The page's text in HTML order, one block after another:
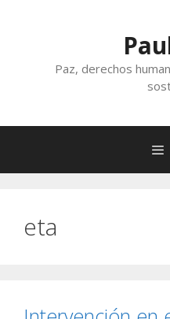
Paz, derechos
eta